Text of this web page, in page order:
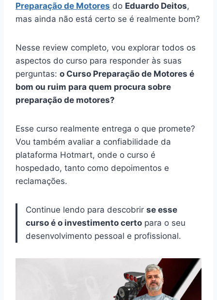
Preparação de Motores do Eduardo Deitos,
mas ainda não está certo se é realmente bom?
Nesse review completo, vou explorar todos os
aspectos do curso para responder às suas
perguntas: o Curso Preparação de Motores é
bom ou ruim para quem procura sobre
preparação de motores?
Esse curso realmente entrega o que promete?
Vou também avaliar a confiabilidade da
plataforma Hotmart, onde o curso é
hospedado, tanto como depoimentos e
reclamações.
Continue lendo para descobrir se esse
curso é o investimento certo para o seu
desenvolvimento pessoal e profissional.